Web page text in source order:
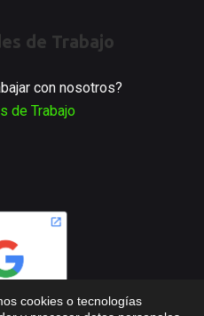
de Trabajo
con nosotros?
de Trabajo
cookies o tecnologías